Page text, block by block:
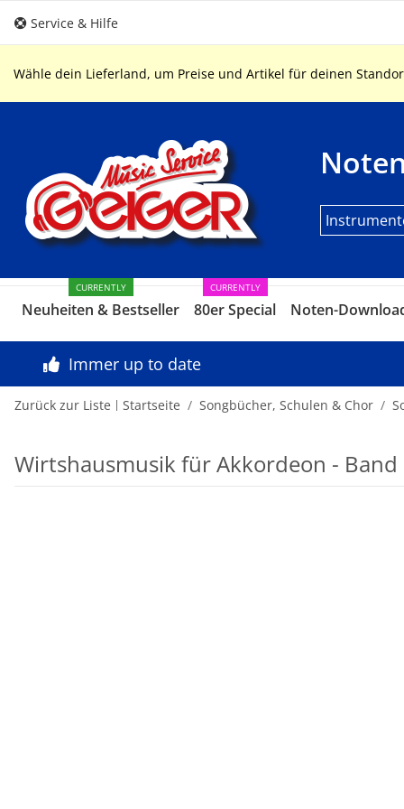
Service & Hilfe
Wähle dein Lieferland, um Preise und Artikel für deinen
Neuheiten & Bestseller
CURRENTLY
80er Special
CURRENTLY
Noten-
Immer up to date
Zurück zur Liste Startseite Songbücher, Schulen & Chor
Wirtshausmusik für Akkordeon - Band